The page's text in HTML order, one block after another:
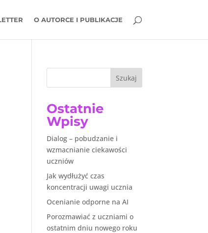
O AUTORCE I PUBLIKACJE
Szukaj
Ostatnie
Wpisy
Dialog – pobudzanie i
wzmacnianie ciekawości
uczniów
Jak wydłużyć czas
koncentracji uwagi ucznia
Ocenianie odporne na AI
Porozmawiać z uczniami o
ostatnim dniu nowego roku